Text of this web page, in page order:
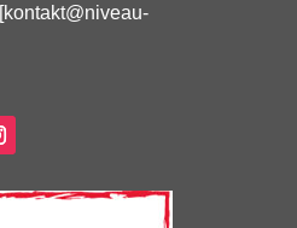
[kontakt@niveau-